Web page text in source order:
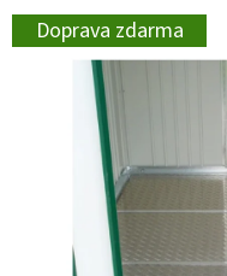
Doprava zdarma